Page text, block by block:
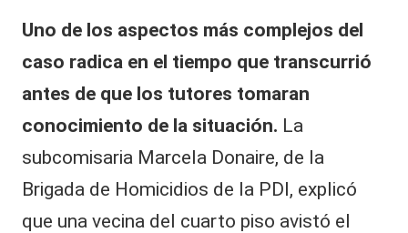
Uno de los aspectos más complejos del
caso radica en el tiempo que transcurrió
antes de que los tutores tomaran
conocimiento de la situación. La
subcomisaria Marcela Donaire, de la
Brigada de Homicidios de la PDI, explicó
que una vecina del cuarto piso avistó el